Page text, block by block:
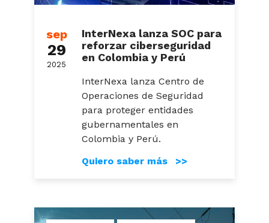
sep
29
2025
InterNexa lanza SOC para
reforzar ciberseguridad
en Colombia y Perú
InterNexa lanza Centro de
Operaciones de Seguridad
para proteger entidades
gubernamentales en
Colombia y Perú.
Quiero saber más >>